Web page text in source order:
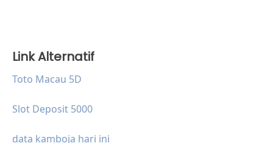
Link Alternatif
Toto Macau 5D
Slot Deposit 5000
data kamboja hari ini